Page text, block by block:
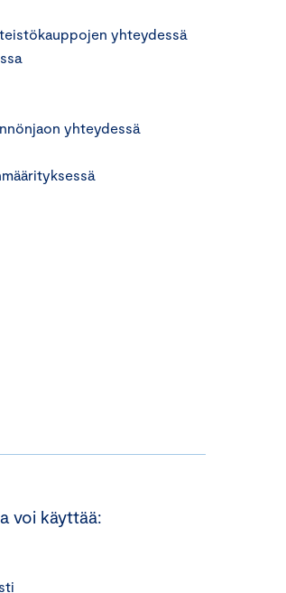
yhteydessä
yhteydessä
voi käyttää: